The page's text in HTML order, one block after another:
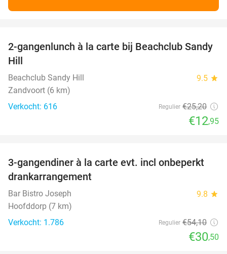
49%
2-gangenlunch à la carte bij Beachclub Sandy
Hill
Beachclub Sandy Hill 9.5 star
Zandvoort (6 km)
Verkocht: 616
Regulier €25,20
€12,95
44%
3-gangendiner à la carte evt. incl onbeperkt
drankarrangement
Bar Bistro Joseph 9.8 star
Hoofddorp (7 km)
Verkocht: 1.786
Regulier €54,10
€30,50